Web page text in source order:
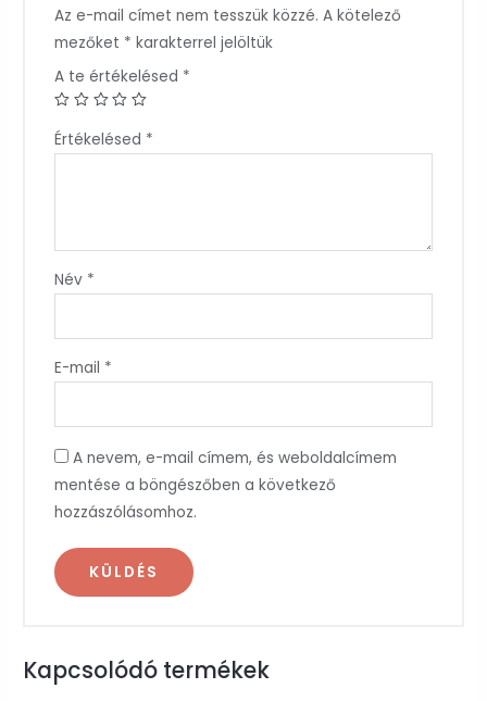
Az e-mail címet nem tesszük közzé. A kötelező
mezőket * karakterrel jelöltük
A te értékelésed *
Értékelésed *
Név *
E-mail *
A nevem, e-mail címem, és weboldalcímem
mentése a böngészőben a következő
hozzászólásomhoz.
Kapcsolódó termékek